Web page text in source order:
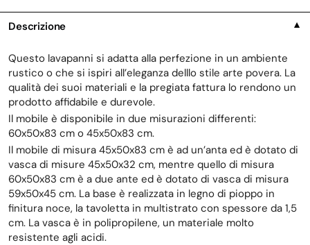
Descrizione ▼
Questo lavapanni si adatta alla perfezione in un ambiente
rustico o che si ispiri all’eleganza delllo stile arte povera. La
qualità dei suoi materiali e la pregiata fattura lo rendono un
prodotto affidabile e durevole.
Il mobile è disponibile in due misurazioni differenti:
60x50x83 cm o 45x50x83 cm.
Il mobile di misura 45x50x83 cm è ad un’anta ed è dotato di
vasca di misure 45x50x32 cm, mentre quello di misura
60x50x83 cm è a due ante ed è dotato di vasca di misura
59x50x45 cm. La base è realizzata in legno di pioppo in
finitura noce, la tavoletta in multistrato con spessore da 1,5
cm. La vasca è in polipropilene, un materiale molto
resistente agli acidi.